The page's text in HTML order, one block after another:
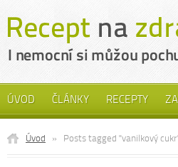
ÚVOD ČLÁNKY RECEPTY
Úvod » Posts tagged "vanilkový